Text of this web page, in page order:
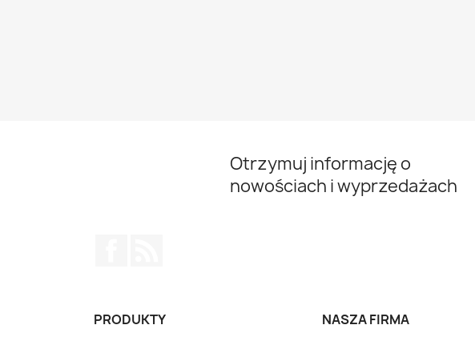
Otrzymuj informację o
nowościach i wyprzedażach
PRODUKTY NASZA FIRMA